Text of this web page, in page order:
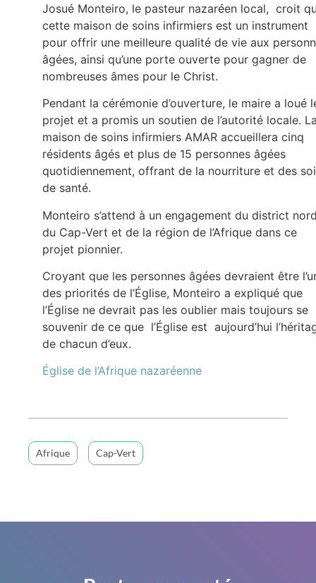
Josué Monteiro, le pasteur nazaréen local, croit
cette maison de soins infirmiers est un instrument
pour offrir une meilleure qualité de vie aux
âgées, ainsi qu’une porte ouverte pour gagner de
nombreuses âmes pour le Christ.
Pendant la cérémonie d’ouverture, le maire a loué
projet et a promis un soutien de l’autorité locale.
maison de soins infirmiers AMAR accueillera cinq
résidents âgés et plus de 15 personnes âgées
quotidiennement, offrant de la nourriture et des
de santé.
Monteiro s’attend à un engagement du district
du Cap-Vert et de la région de l’Afrique dans ce
projet pionnier.
Croyant que les personnes âgées devraient être
des priorités de l’Église, Monteiro a expliqué que
l’Église ne devrait pas les oublier mais toujours se
souvenir de ce que l’Église est aujourd’hui
de chacun d’eux.
Église de l’Afrique nazaréenne
Afrique Cap-Vert